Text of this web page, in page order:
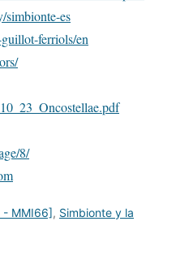
simbionte-es
ferriols/en
8/
- MMI66], Simbionte y la